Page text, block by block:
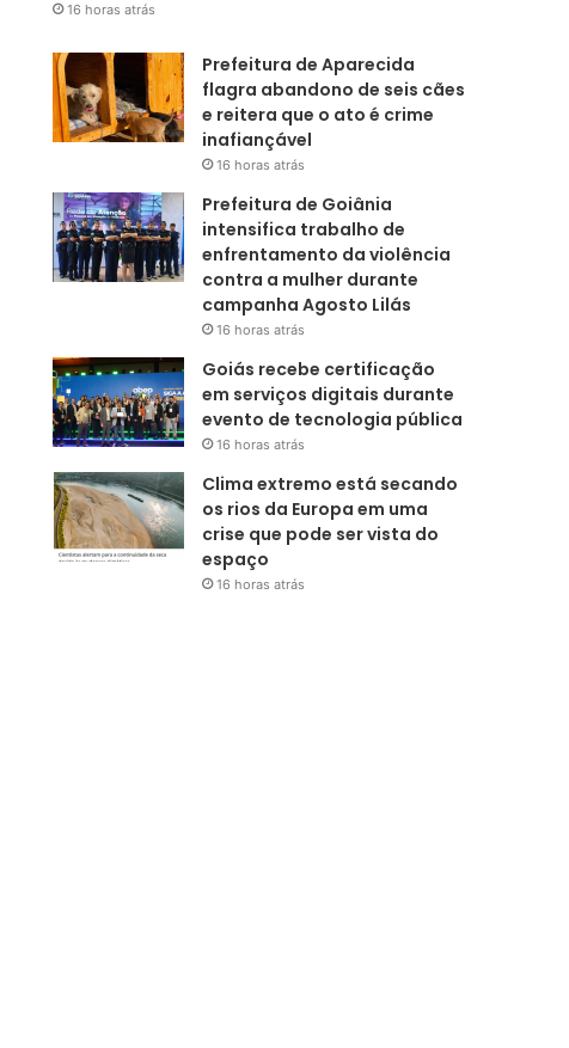
16 horas atrás
Prefeitura de Aparecida
flagra abandono de seis cães
e reitera que o ato é crime
inafiançável
16 horas atrás
Prefeitura de Goiânia
intensifica trabalho de
enfrentamento da violência
contra a mulher durante
campanha Agosto Lilás
16 horas atrás
Goiás recebe certificação
em serviços digitais durante
evento de tecnologia pública
16 horas atrás
Clima extremo está secando
os rios da Europa em uma
crise que pode ser vista do
espaço
16 horas atrás